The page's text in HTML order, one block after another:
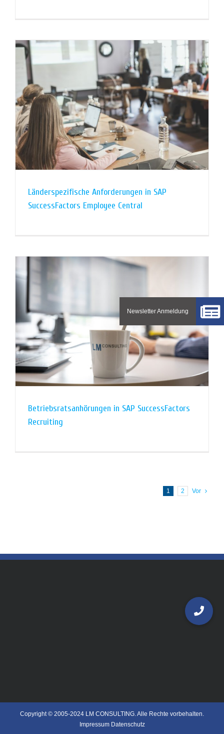
Länderspezifische Anforderungen in SAP
SuccessFactors Employee Central
Betriebsratsanhörungen in SAP SuccessFactors
Recruiting
1 2 Vor
Copyright © 2005-2024 LM CONSULTING. Alle Rechte vorbehalten.
Impressum Datenschutz